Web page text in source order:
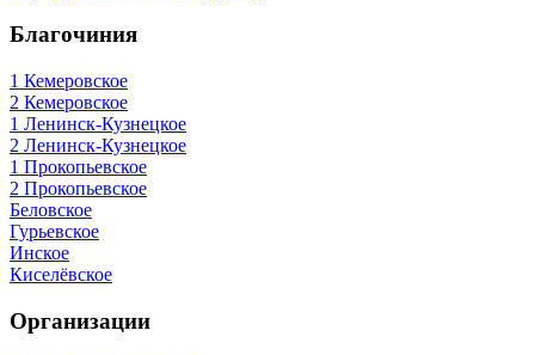
Благочиния
1 Кемеровское
2 Кемеровское
1 Ленинск-Кузнецкое
2 Ленинск-Кузнецкое
1 Прокопьевское
2 Прокопьевское
Беловское
Гурьевское
Инское
Киселёвское
Организации